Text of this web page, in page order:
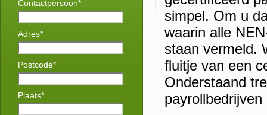
simpel. Om u
waarin alle
staan vermeld.
fluitje van een
Onderstaand
Contactpersoon*
Adres*
Postcode*
Plaats*